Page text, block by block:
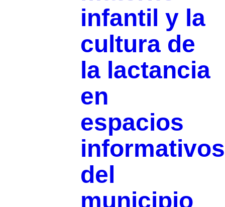
infantil y la
cultura de
la lactancia
en
espacios
informativos
del
municipio